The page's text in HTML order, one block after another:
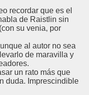
recordar que es el
de Raistlin sin
su venia, por
al autor no sea
de maravilla y
un rato más que
duda. Imprescindible